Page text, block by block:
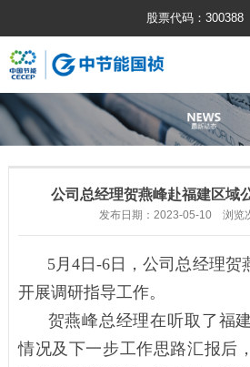
股票代码：300388
公司总经理贺燕峰赴福建区域
发布日期：2023-05-10 浏览
5月4 日-6日 ，公司总经理贺
开展调研指导工作。
贺燕峰总经理在听取了福建
情况及下一步工作思路汇报后